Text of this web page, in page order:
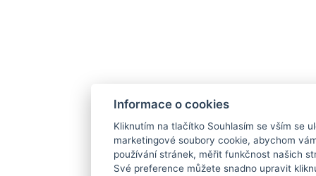
Informace o cookies
Kliknutím na tlačítko Souhlasím se vším se
marketingové soubory cookie, abychom
používání stránek, měřit funkčnost našich
Své preference můžete snadno upravit